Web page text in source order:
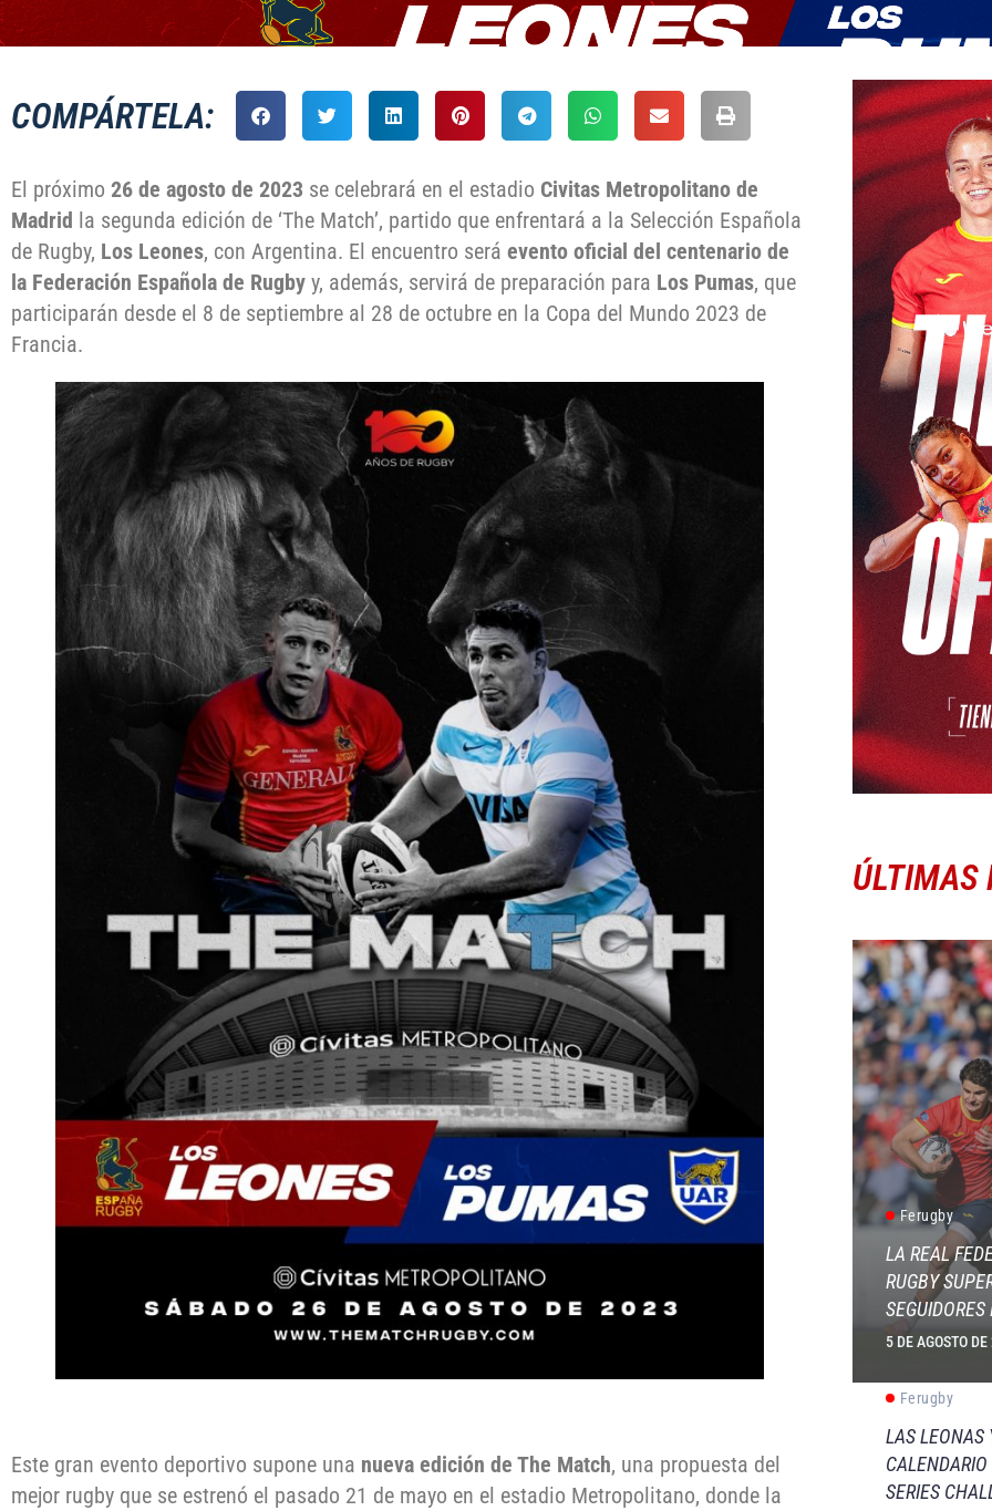
COMPÁRTELA:
El próximo 26 de agosto de 2023 se celebrará en el estadio Civitas Metropolitano de
Madrid la segunda edición de ‘The Match’, partido que enfrentará a la Selección Española
de Rugby, Los Leones, con Argentina. El encuentro será evento oficial del centenario de
la Federación Española de Rugby y, además, servirá de preparación para Los Pumas, que
participarán desde el 8 de septiembre al 28 de octubre en la Copa del Mundo 2023 de
Francia.
Este gran evento deportivo supone una nueva edición de The Match, una propuesta del
mejor rugby que se estrenó el pasado 21 de mayo en el estadio Metropolitano, donde la
ÚLTIMAS
Ferugby
LA REAL
RUGBY
5 DE AGOSTO
Ferugby
LAS LEONAS
SERIES